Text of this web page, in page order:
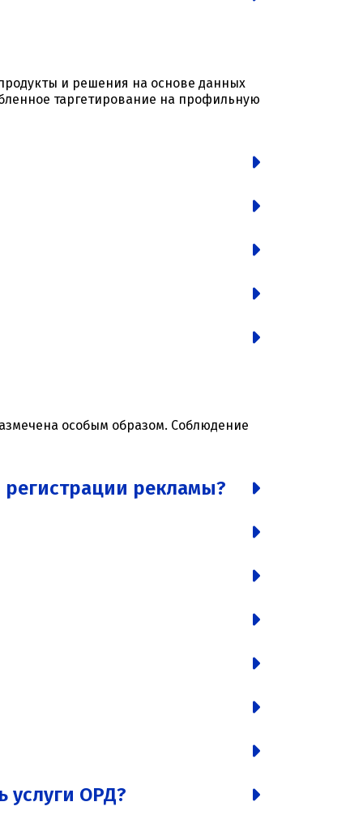
и решения на основе данных
таргетирование на профильную
особым образом. Соблюдение
регистрации рекламы?
услуги ОРД?